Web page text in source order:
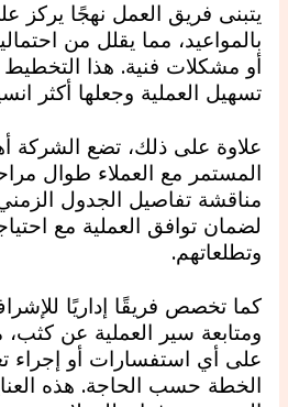
يتبنى فريق العمل نهجًا يركز
بالمواعيد، مما يقلل من
أو مشكلات فنية. هذا
تسهيل العملية وجعلها أكثر
علاوة على ذلك، تضع الشركة
المستمر مع العملاء طوال
مناقشة تفاصيل الجدول
لضمان توافق العملية مع
وتطلعاتهم.
كما تخصص فريقًا إداريًا
ومتابعة سير العملية عن كثب،
على أي استفسارات أو إجراء
الخطة حسب الحاجة. هذه